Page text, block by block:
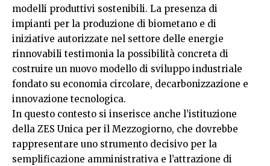
modelli produttivi sostenibili. La presenza di
impianti per la produzione di biometano e di
iniziative autorizzate nel settore delle energie
rinnovabili testimonia la possibilità concreta di
costruire un nuovo modello di sviluppo industriale
fondato su economia circolare, decarbonizzazione e
innovazione tecnologica.
In questo contesto si inserisce anche l’istituzione
della ZES Unica per il Mezzogiorno, che dovrebbe
rappresentare uno strumento decisivo per la
semplificazione amministrativa e l’attrazione di